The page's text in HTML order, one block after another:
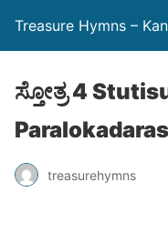
Treasure Hymns –
ಸ್ತೋತ್ರ 4
treasurehymns